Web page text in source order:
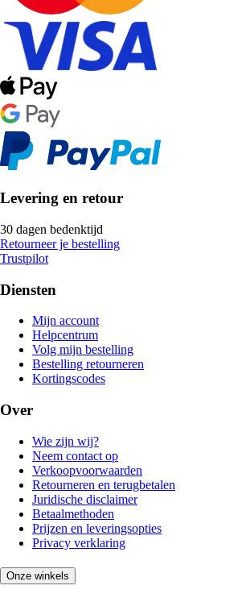
Levering en retour
30 dagen bedenktijd
Retourneer je bestelling
Trustpilot
Diensten
Mijn account
Helpcentrum
Volg mijn bestelling
Bestelling retourneren
Kortingscodes
Over
Wie zijn wij?
Neem contact op
Verkoopvoorwaarden
Retourneren en terugbetalen
Juridische disclaimer
Betaalmethoden
Prijzen en leveringsopties
Privacy verklaring
Onze winkels